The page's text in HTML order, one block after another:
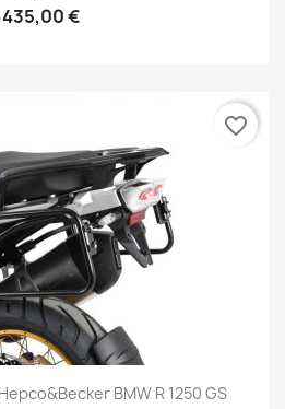
435,00 €
BMW R 1250 GS
favorite_border